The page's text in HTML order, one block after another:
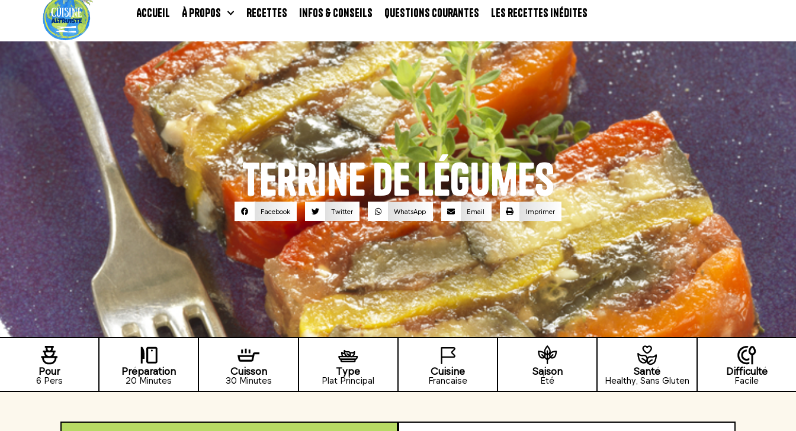
Accueil À propos Recettes Infos & Conseils Questions Courantes Les recettes inédites
Terrine de légumes
Facebook Twitter WhatsApp Email Imprimer
Pour
6 Pers
Préparation
20 Minutes
Cuisson
30 Minutes
Type
Plat Principal
Cuisine
Francaise
Saison
Été
Santé
Healthy, Sans Gluten
Difficulté
Facile